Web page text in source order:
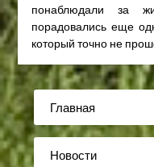
понаблюдали за
порадовались еще
который точно не
Главная
Новости